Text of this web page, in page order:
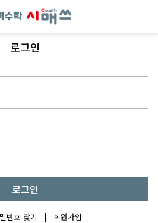
로그인
로그인
번호 찾기 | 회원가입